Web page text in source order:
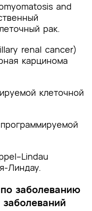
and
рак.
renal cancer)
карцинома
клеточной
Линдау.
заболеванию